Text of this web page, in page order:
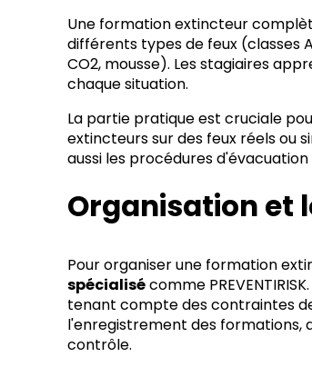
Une formation extincteur
différents types de feux (classes
CO2, mousse). Les stagiaires
chaque situation.
La partie pratique est cruciale
extincteurs sur des feux réels ou
aussi les procédures
Organisation et
Pour organiser une formation
spécialisécomme
tenant compte des contraintes
l'enregistrement des formations,
contrôle.